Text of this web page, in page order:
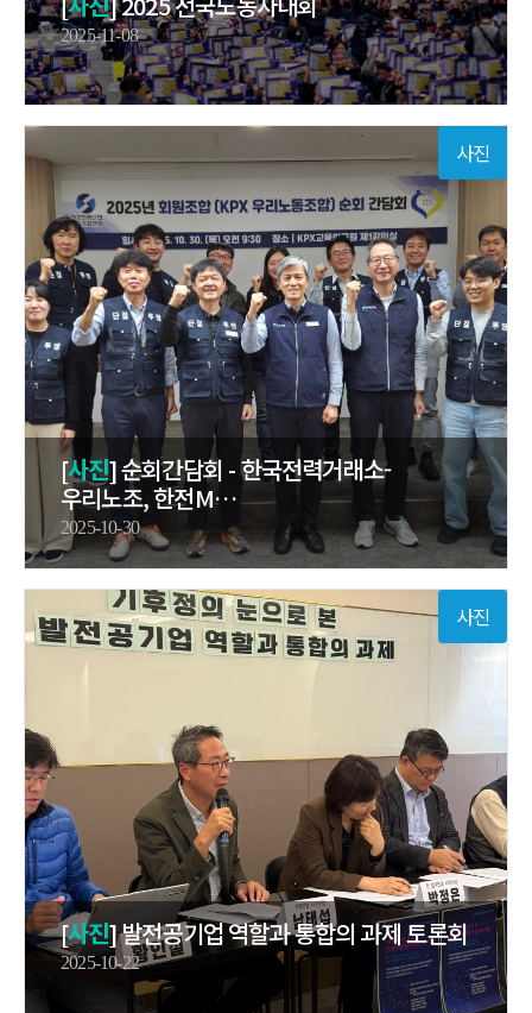
2025-11-08
사진
[사진] 순회간담회 - 한국전력거래소-
우리노조, 한전M…
2025-10-30
사진
[사진] 발전공기업 역할과 통합의 과제 토론회
2025-10-22